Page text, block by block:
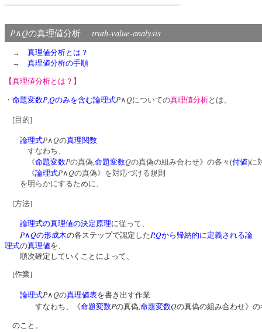
P∧Qの真理値分析truth-value-analysis
→ 真理値分析とは？
→ 真理値分析の手順
【真理値分析とは？】
・ 命題変数P,Qのみを含む論理式P∧Qについての真理値分析とは、
[目的]
論理式P∧Qの真理関数
すなわち、
《命題変数Pの真偽,命題変数Qの真偽の組み合わせ》の各々(付値)に
《論理式P∧Qの真偽》を対応づける規則
を明らかにするために、
[方法]
論理式の真理値の決定原理に従って、
P∧Qの形成木の各ステップで認定したP,Qから帰納的に定義される論
理式の真理値を、
順次確定していくことによって、
[作業]
論理式P∧Qの真理値表を書き出す作業
すなわち、《命題変数Pの真偽,命題変数Qの真偽の組み合わせ》の
のこと。